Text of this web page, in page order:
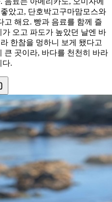
았고, 단호박고구마맘모스와
고 해요. 빵과 음료를 함께 즐
오고 파도가 높았던 날엔 바
한참을 멍하니 보게 됐다고
큰 곳이라, 바다를 천천히 바라
다.